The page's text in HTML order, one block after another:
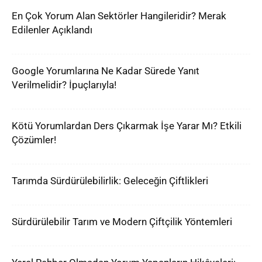
En Çok Yorum Alan Sektörler Hangileridir? Merak
Edilenler Açıklandı
Google Yorumlarına Ne Kadar Sürede Yanıt
Verilmelidir? İpuçlarıyla!
Kötü Yorumlardan Ders Çıkarmak İşe Yarar Mı? Etkili
Çözümler!
Tarımda Sürdürülebilirlik: Geleceğin Çiftlikleri
Sürdürülebilir Tarım ve Modern Çiftçilik Yöntemleri